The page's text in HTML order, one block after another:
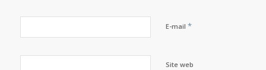
E-mail *
Site web